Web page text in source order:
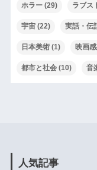
ホラー(29) ラブス
宇宙(22) 実話・伝
日本美術(1) 映画
都市と社会(10) 音
人気記事